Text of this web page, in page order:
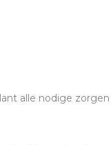
alle nodige